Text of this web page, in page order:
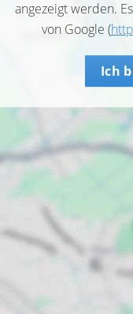
angezeigt werden.
von Google (
Ich